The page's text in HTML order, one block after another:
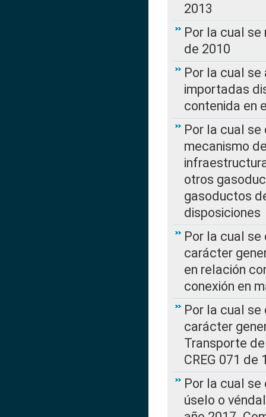
2013
Por la cual se
de 2010
Por la cual
importadas
contenida en
Por la cual se
mecanismo
otros
gasoductos
disposiciones
Por la cual
carácter
en relación
conexión en
Por la cual
carácter
Transporte
CREG 071 de
Por la cual
úselo o